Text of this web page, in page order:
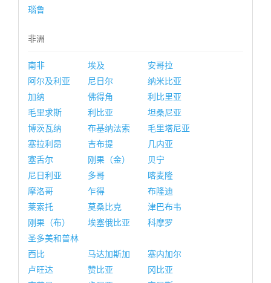
瑙鲁
非洲
南非 埃及
安哥拉
阿尔及利亚
尼日尔
纳米比亚
加纳
佛得角
利比里亚
毛里求斯
利比亚
坦桑尼亚
博茨瓦纳
布基纳法索
毛里塔尼亚
塞拉利昂
吉布提
几内亚
塞舌尔
刚果（金）
贝宁
尼日利亚
多哥
喀麦隆
摩洛哥
乍得
布隆迪
莱索托
莫桑比克
津巴布韦
刚果（布）
埃塞俄比亚
科摩罗
圣多美和普林
西比
马达加斯加
塞内加尔
卢旺达
赞比亚
冈比亚